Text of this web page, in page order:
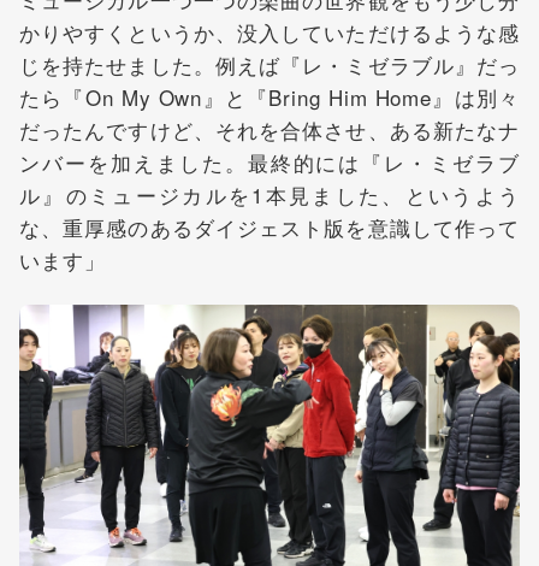
かりやすくというか、没入していただけるような感
じを持たせました。例えば『レ・ミゼラブル』だっ
たら『On My Own』と『Bring Him Home』は別々
だったんですけど、それを合体させ、ある新たなナ
ンバーを加えました。最終的には『レ・ミゼラブ
ル』のミュージカルを1本見ました、というよう
な、重厚感のあるダイジェスト版を意識して作って
います」